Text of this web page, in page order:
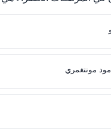
مونتغمري